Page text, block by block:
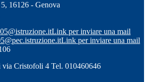
16126 - Genova
Link per inviare una mail
Link per inviare una mail
via Cristofoli 4 Tel. 010460646